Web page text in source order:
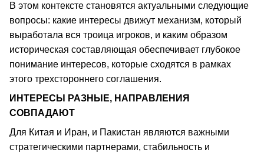
В этом контексте становятся актуальными следующие
вопросы: какие интересы движут механизм, который
выработала вся троица игроков, и каким образом
историческая составляющая обеспечивает глубокое
понимание интересов, которые сходятся в рамках
этого трехстороннего соглашения.
ИНТЕРЕСЫ РАЗНЫЕ, НАПРАВЛЕНИЯ
СОВПАДАЮТ
Для Китая и Иран, и Пакистан являются важными
стратегическими партнерами, стабильность и